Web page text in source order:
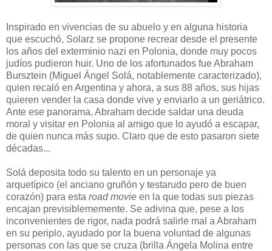
Inspirado en vivencias de su abuelo y en alguna historia
que escuchó, Solarz se propone recrear desde el presente
los años del exterminio nazi en Polonia, donde muy pocos
judíos pudieron huir. Uno de los afortunados fue Abraham
Bursztein (Miguel Ángel Solá, notablemente caracterizado),
quien recaló en Argentina y ahora, a sus 88 años, sus hijas
quieren vender la casa donde vive y enviarlo a un geriátrico.
Ante ese panorama, Abraham decide saldar una deuda
moral y visitar en Polonia al amigo que lo ayudó a escapar,
de quien nunca más supo. Claro que de esto pasaron siete
décadas...
Solá deposita todo su talento en un personaje ya
arquetípico (el anciano gruñón y testarudo pero de buen
corazón) para esta road movie en la que todas sus piezas
encajan previsiblememente. Se adivina que, pese a los
inconvenientes de rigor, nada podrá salirle mal a Abraham
en su periplo, ayudado por la buena voluntad de algunas
personas con las que se cruza (brilla Ángela Molina entre